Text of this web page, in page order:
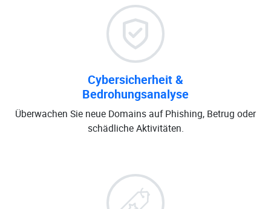
Cybersicherheit &
Bedrohungsanalyse
Überwachen Sie neue Domains auf Phishing, Betrug oder
schädliche Aktivitäten.